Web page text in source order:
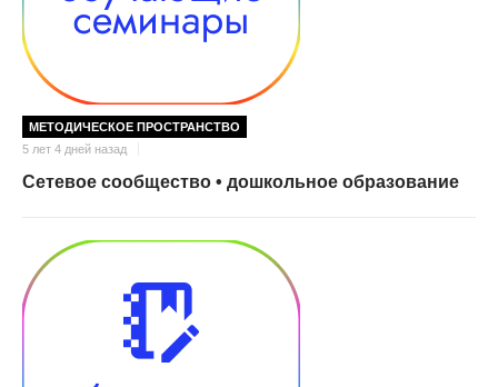
МЕТОДИЧЕСКОЕ ПРОСТРАНСТВО
5 лет 4 дней назад
Сетевое сообщество • дошкольное образование